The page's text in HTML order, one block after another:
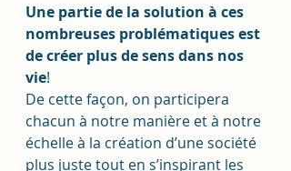
Une partie de la solution à ces
nombreuses problématiques est
de créer plus de sens dans nos
vie!
De cette façon, on participera
chacun à notre manière et à notre
échelle à la création d’une société
plus juste tout en s’inspirant les